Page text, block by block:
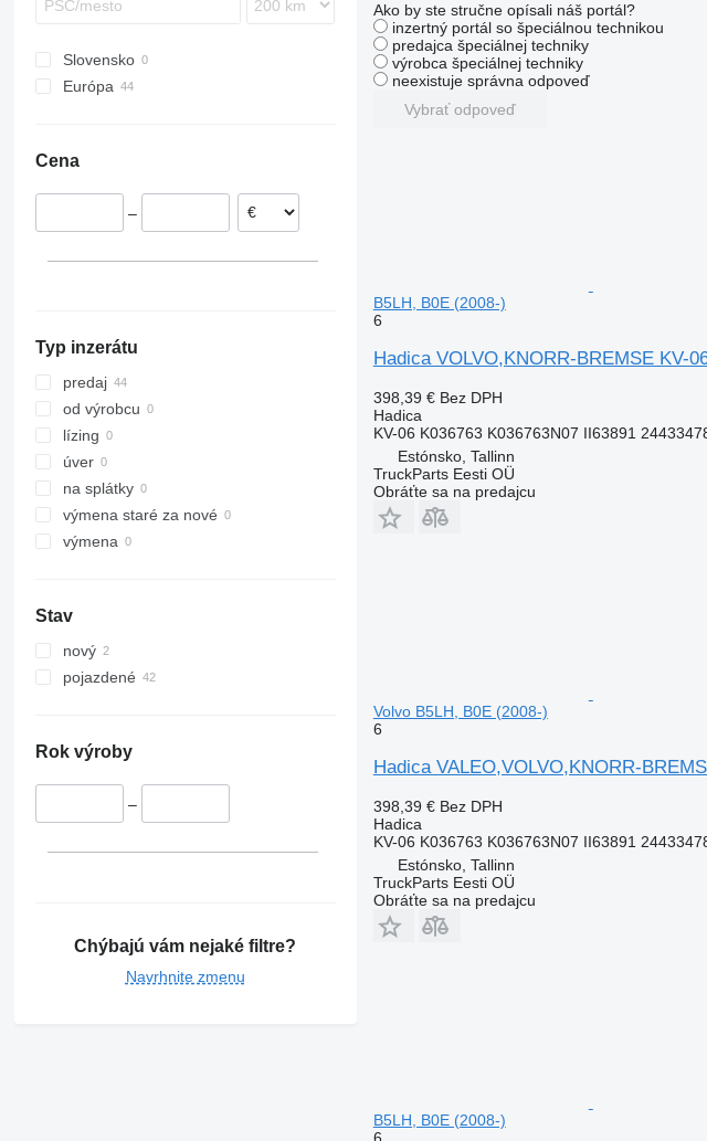
Slovensko
Európa
Cena
–
Typ inzerátu
predaj
od výrobcu
lízing
úver
na splátky
výmena staré za nové
výmena
Stav
nový
pojazdené
Rok výroby
–
Chýbajú vám nejaké filtre?
Navrhnite zmenu
Ako by ste stručne opísali náš portál?
inzertný portál so špeciálnou technikou
predajca špeciálnej techniky
výrobca špeciálnej techniky
neexistuje správna odpoveď
Vybrať odpoveď
B5LH, B0E (2008-)
6
Hadica VOLVO,KNORR-BREMSE KV-
398,39 € Bez DPH
Hadica
KV-06 K036763 K036763N07 II63891
Estónsko, Tallinn
TruckParts Eesti OÜ
Obráťte sa na predajcu
Volvo B5LH, B0E (2008-)
6
Hadica VALEO,VOLVO,KNORR-
398,39 € Bez DPH
Hadica
KV-06 K036763 K036763N07 II63891
Estónsko, Tallinn
TruckParts Eesti OÜ
Obráťte sa na predajcu
B5LH, B0E (2008-)